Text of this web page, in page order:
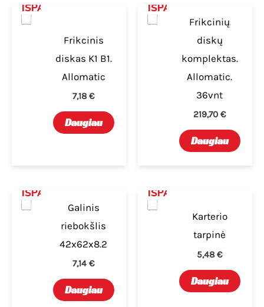
IŠPARDUOTA
Frikcinis
diskas K1 B1.
Allomatic
7,18€
Daugiau
IŠPARDUOTA
Frikcinių
diskų
komplektas.
Allomatic.
36vnt
219,70€
Daugiau
IŠPARDUOTA
Galinis
riebokšlis
42x62x8.2
7,14€
Daugiau
IŠPARDUOTA
Karterio
tarpinė
5,48€
Daugiau